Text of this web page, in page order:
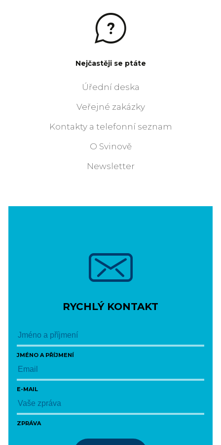
Nejčastěji se ptáte
Úřední deska
Veřejné zakázky
Kontakty a telefonní seznam
O Svinově
Newsletter
RYCHLÝ KONTAKT
JMÉNO A PŘÍJMENÍ
E-MAIL
ZPRÁVA